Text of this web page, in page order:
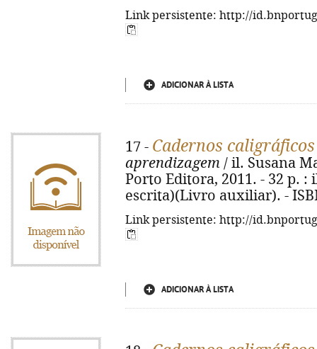
Link persistente: http://
ADICIONAR À LISTA
17 - Cadernos
aprendizagem / il. Susana
Porto Editora, 2011. - 32 p. :
escrita)(Livro auxiliar). -
Link persistente: http://
ADICIONAR À LISTA